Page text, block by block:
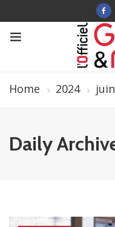
Home 2024 juin
Daily